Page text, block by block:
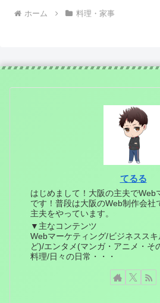
ホーム 料理・家事
てるる
はじめまして！大阪の主夫でWeb
です！普段は大阪のWeb制作会社
主夫をやっています。
▼主なコンテンツ
Webマーケティング/ビジネスス
ど)/エンタメ(マンガ・アニメ・そ
料理/日々の日常・・・